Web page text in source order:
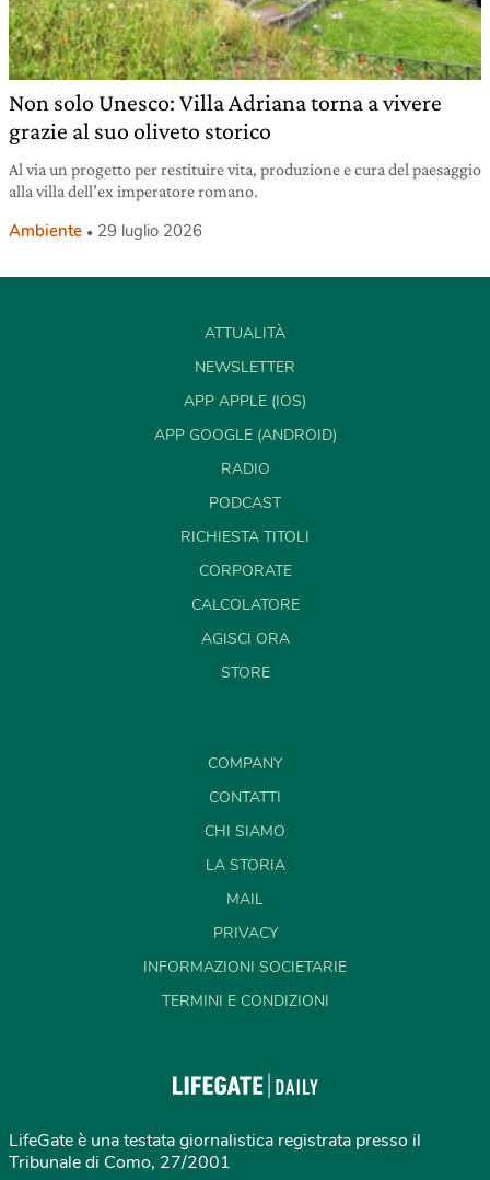
Non solo Unesco: Villa Adriana torna a vivere
grazie al suo oliveto storico
Al via un progetto per restituire vita, produzione e cura del paesaggio
alla villa dell’ex imperatore romano.
Ambiente 29 luglio 2026
ATTUALITÀ
NEWSLETTER
APP APPLE (IOS)
APP GOOGLE (ANDROID)
RADIO
PODCAST
RICHIESTA TITOLI
CORPORATE
CALCOLATORE
AGISCI ORA
STORE
COMPANY
CONTATTI
CHI SIAMO
LA STORIA
MAIL
PRIVACY
INFORMAZIONI SOCIETARIE
TERMINI E CONDIZIONI
LifeGate è una testata giornalistica registrata presso il
Tribunale di Como, 27/2001